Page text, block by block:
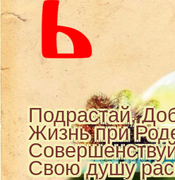
Подрастай,
Жизнь при
Свою душу